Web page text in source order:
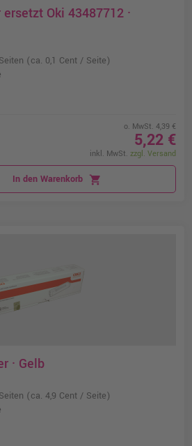
Oki 43487712 ·
(ca. 0,1 Cent / Seite)
o. MwSt. 4,39 €
5,22 €
inkl. MwSt. zzgl. Versand
In den Warenkorb shopping_cart
· Gelb
(ca. 4,9 Cent / Seite)